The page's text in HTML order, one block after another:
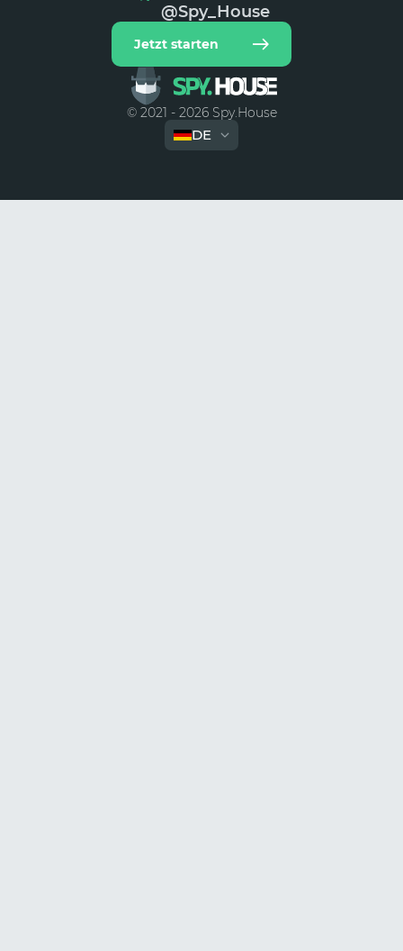
© 2021 - 2026 Spy.House
DE
@Spy_House
Jetzt starten